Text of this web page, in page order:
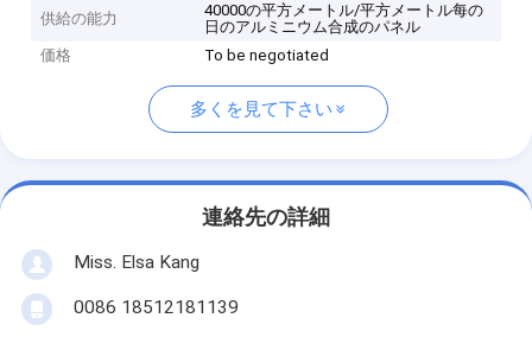
供給の能力
40000の平方メートル/平方メートル每の
日のアルミニウム合成のパネル
価格
To be negotiated
多くを見て下さい
連絡先の詳細
Miss. Elsa Kang
0086 18512181139